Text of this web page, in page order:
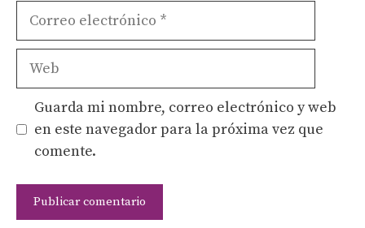
Correo
Web
Guarda mi nombre, correo electrónico y web
en este navegador para la próxima vez que
comente.